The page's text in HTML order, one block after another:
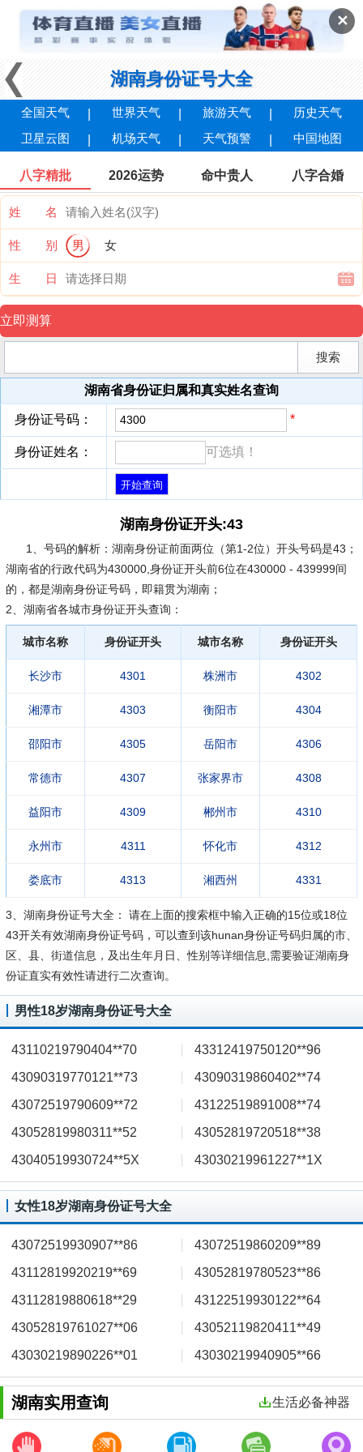
✕
湖南身份证号大全
全国天气 世界天气 旅游天气
历史天气
卫星云图
机场天气 天气预警 中国地图
八字精批 2026运势 命中贵人 八字合婚
姓 名
性 别 男 女
生 日
湖南省身份证归属和真实姓名查询
身份证号码： *
身份证姓名： 可选填！
湖南身份证开头:43
1、号码的解析： 湖南身份证前面两位（第1-2位）开头号码是43；
湖南省的行政代码为430000,身份证开头前6位在430000 - 439999间
的，都是湖南身份证号码，即籍贯为湖南；
2、湖南省各城市身份证开头查询：
城市名称 身份证开头 城市名称 身份证开头
长沙市 4301 株洲市 4302
湘潭市 4303 衡阳市 4304
邵阳市 4305 岳阳市 4306
常德市 4307 张家界市 4308
益阳市 4309 郴州市 4310
永州市 4311 怀化市 4312
娄底市 4313 湘西州 4331
3、湖南身份证号大全：
请在上面的搜索框中输入正确的15位或18位
43开关有效湖南身份证号码，可以查到该hunan身份证号码归属的市、
区、县、街道信息，及出生年月日、性别等详细信息,需要验证湖南身
份证直实有效性请进行二次查询。
男性18岁湖南身份证号大全
43110219790404**70
43312419750120**96
43090319770121**73
43090319860402**74
43072519790609**72
43122519891008**74
43052819980311**52
43052819720518**38
43040519930724**5X
43030219961227**1X
女性18岁湖南身份证号大全
43072519930907**86
43072519860209**89
43112819920219**69
43052819780523**86
43112819880618**29
43122519930122**64
43052819761027**06
43052119820411**49
43030219890226**01
43030219940905**66
湖南实用查询 生活必备神器